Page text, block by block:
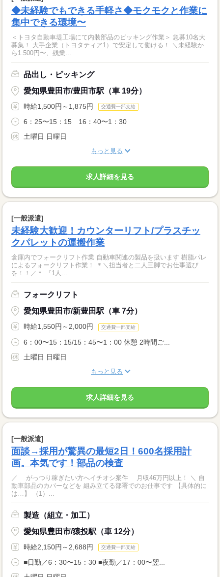
◆未経験でもできる手軽さ◆モクモクと作業に
集中できる環境〜
＜トヨタ自動車堤工場にて内装部品のピッキング作業＞ 急募10名大
募集！ 大手企業（トヨタティア1）で安定して働ける！ ＼未経験か
ら1.500円〜、残業...
品出し・ピッキング
愛知県豊田市/豊田市駅（車 19分）
時給1,500円～1,875円 交通費一部支給
6：25〜15：15 16：40〜1：30
土曜日 日曜日
もっと見る
求人詳細を見る
[一般派遣]
未経験大歓迎！カウンターリフト/プラスチッ
クパレットの運搬作業
倉庫内でフォークリフト作業 自動車関連の製品を扱います 樹脂パレ
によるフォークリフト作業！ ＊＼担当者と二人三脚でお仕事選び
を！！／＊ 『1人...
フォークリフト
愛知県豊田市/新豊田駅（車 7分）
時給1,550円～2,000円 交通費一部支給
6：00〜15：15/15：45〜1：00 休憩 2時間ご...
土曜日 日曜日
もっと見る
求人詳細を見る
[一般派遣]
面談→採用が驚異の最短2日！600名採用計
画。本気です！部品の検査
／ がっつり稼ぎたい方へイチオシ案件 月収46万円以上！ ＼ 自
動車部品のカバーなどを 組み立てる部署でのお仕事です 【具体的に
は…】 （1）...
製造（組立・加工）
愛知県豊田市/猿投駅（車 12分）
時給2,150円～2,688円 交通費一部支給
■日勤／6：30〜15：30 ■夜勤／17：00〜翌...